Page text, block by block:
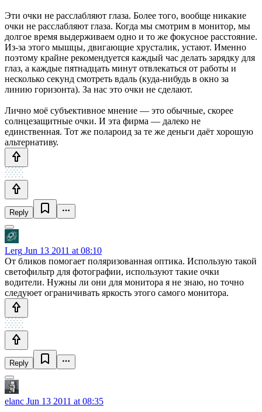
Эти очки не расслабляют глаза. Более того, вообще никакие
очки не расслабляют глаза. Когда мы смотрим в монитор, мы
долгое время выдерживаем одно и то же фокусное расстояние.
Из-за этого мышцы, двигающие хрусталик, устают. Именно
поэтому крайне рекомендуется каждый час делать зарядку для
глаз, а каждые пятнадцать минут отвлекаться от работы и
несколько секунд смотреть вдаль (куда-нибудь в окно за
линию горизонта). За нас это очки не сделают.
Лично моё субъективное мнение — это обычные, скорее
солнцезащитные очки. И эта фирма — далеко не
единственная. Тот же полароид за те же деньги даёт хорошую
альтернативу.
Reply
Lerg Jun 13 2011 at 08:10
От бликов помогает поляризованная оптика. Использую такой
светофильтр для фотографии, используют такие очки
водители. Нужны ли они для монитора я не знаю, но точно
следуюет ограничивать яркость этого самого монитора.
Reply
elanc Jun 13 2011 at 08:35